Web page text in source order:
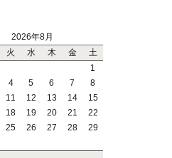
2026年8月
火 水 木 金 土
1
4 5 6 7
8
11 12 13 14
15
18 19 20 21
22
25 26 27 28
29